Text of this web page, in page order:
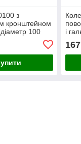
з
кронштейном
100
і
167